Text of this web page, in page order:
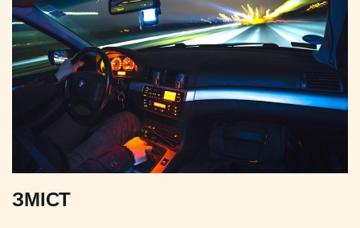
ЗМІСТ